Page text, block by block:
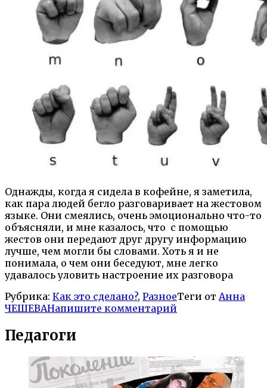
Однажды, когда я сидела в кофейне, я заметила,
как пара людей бегло разговаривает на жестовом
языке. Они смеялись, очень эмоционально что-то
объясняли, и мне казалось, что с помощью
жестов они передают друг другу информацию
лучше, чем могли бы словами. Хоть я и не
понимала, о чем они беседуют, мне легко
удавалось уловить настроение их разговора
Рубрика: Как это сделано?, РазноеТеги от Анна
ЧЕШЕВАНапишите комментарий
Педагоги